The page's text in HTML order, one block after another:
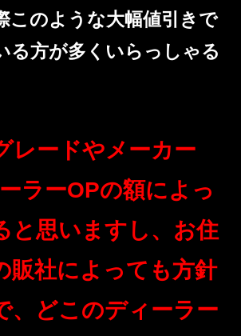
このような大幅値引きで
る方が多くいらっしゃる
レードやメーカー
ラーOPの額によっ
と思いますし、お住
販社によっても方針
、どこのディーラー